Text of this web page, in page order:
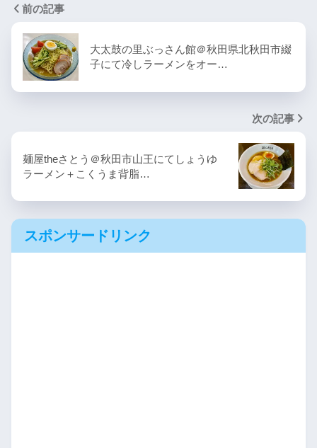
前の記事
大太鼓の里ぶっさん館＠秋田県北秋田市綴
子にて冷しラーメンをオー…
次の記事
麺屋theさとう＠秋田市山王にてしょうゆ
ラーメン＋こくうま背脂…
スポンサードリンク